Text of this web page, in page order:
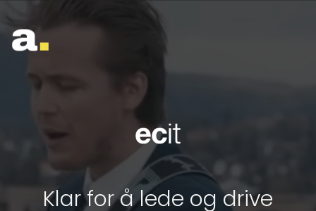
content
Klar for å lede og drive